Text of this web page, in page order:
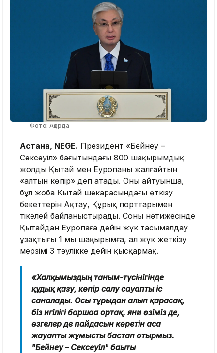
Фото: Ақорда
Астана, NEGE. Президент «Бейнеу –
Сексеуіл» бағытындағы 800 шақырымдық
жолды Қытай мен Еуропаны жалғайтын
«алтын көпір» деп атады. Оның айтуынша,
бұл жоба Қытай шекарасындағы өткізу
бекеттерін Ақтау, Құрық порттарымен
тікелей байланыстырады. Соның нәтижесінде
Қытайдан Еуропаға дейін жүк тасымалдау
ұзақтығы 1 мың шақырымға, ал жүк жеткізу
мерзімі 3 тәулікке дейін қысқармақ.
«Халқымыздың таным-түсінігінде
құдық қазу, көпір салу сауапты іс
саналады. Осы тұрғыдан алып қарасақ,
біз игілігі баршаға ортақ, яғни өзіміз де,
өзгелер де пайдасын көретін аса
жауапты жұмысты бастап отырмыз.
"Бейнеу – Сексеуіл" бағыты